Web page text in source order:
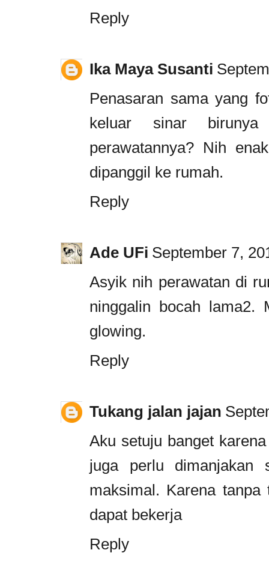
Reply
Ika Maya Susanti
Penasaran sama yang
keluar sinar
perawatannya? Nih
dipanggil ke rumah.
Reply
Ade UFi September 7,
Asyik nih perawatan di
ninggalin bocah lama2.
glowing.
Reply
Tukang jalan jajan
Aku setuju banget
juga perlu dimanjakan
maksimal. Karena
dapat bekerja
Reply